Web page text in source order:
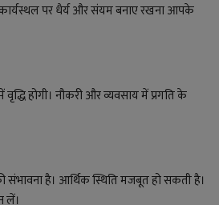
पर धैर्य और संयम बनाए रखना आपके
होगी। नौकरी और व्यवसाय में प्रगति के
है। आर्थिक स्थिति मजबूत हो सकती है।
लें।